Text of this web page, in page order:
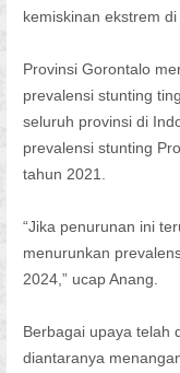
kemiskinan ekstrem
Provinsi Gorontalo
prevalensi stunting
seluruh provinsi di
prevalensi stunting
tahun 2021.
“Jika penurunan ini
menurunkan
2024,” ucap Anang.
Berbagai upaya telah
diantaranya